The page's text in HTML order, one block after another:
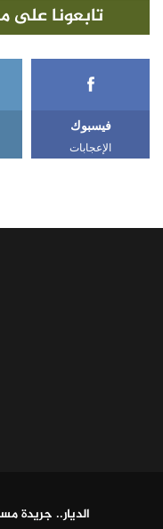
تابعونا على
فيسبوك
الإعجابات
الديار..